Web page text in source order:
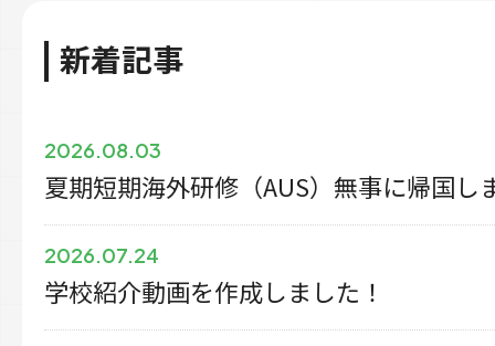
新着記事
2026.08.03
夏期短期海外研修（AUS）無事に帰国し
2026.07.24
学校紹介動画を作成しました！